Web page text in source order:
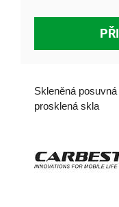
Skleněná
prosklená skla